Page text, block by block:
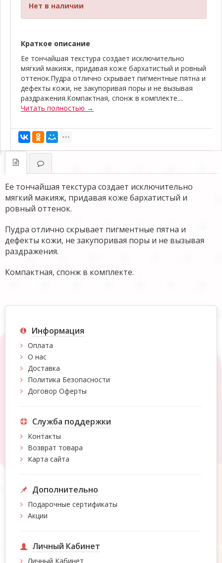
Нет в наличии
Краткое описание
Ее тончайшая текстура создает исключительно
мягкий макияж, придавая коже бархатистый и ровный
оттенок.Пудра отлично скрывает пигментные пятна и
дефекты кожи, не закупоривая поры и не вызывая
раздражения.Компактная, спонж в комплекте....
Читать полностью →
Ее тончайшая текстура создает исключительно
мягкий макияж, придавая коже бархатистый и
ровный оттенок.
Пудра отлично скрывает пигментные пятна и
дефекты кожи, не закупоривая поры и не вызывая
раздражения.
Компактная, спонж в комплекте.
Информация
Оплата
О нас
Доставка
Политика Безопасности
Договор Оферты
Служба поддержки
Контакты
Возврат товара
Карта сайта
Дополнительно
Подарочные сертификаты
Акции
Личный Кабинет
Личный Кабинет